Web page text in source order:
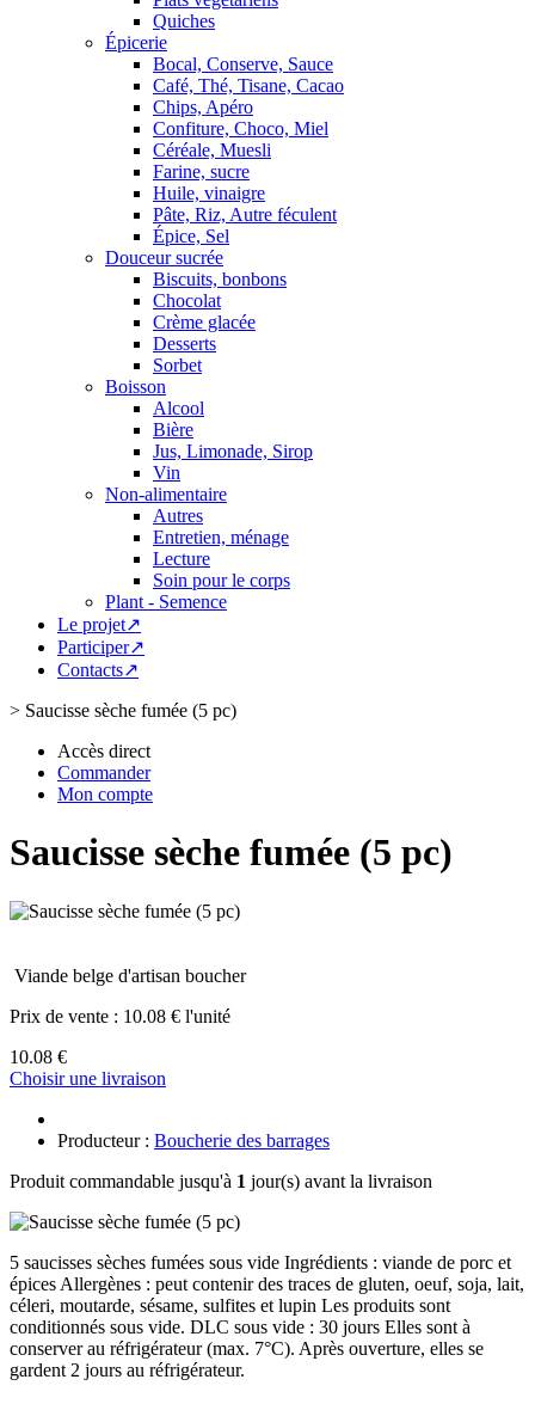
Quiches
Épicerie
Bocal, Conserve, Sauce
Café, Thé, Tisane, Cacao
Chips, Apéro
Confiture, Choco, Miel
Céréale, Muesli
Farine, sucre
Huile, vinaigre
Pâte, Riz, Autre féculent
Épice, Sel
Douceur sucrée
Biscuits, bonbons
Chocolat
Crème glacée
Desserts
Sorbet
Boisson
Alcool
Bière
Jus, Limonade, Sirop
Vin
Non-alimentaire
Autres
Entretien, ménage
Lecture
Soin pour le corps
Plant - Semence
Le projet↗
Participer↗
Contacts↗
> Saucisse sèche fumée (5 pc)
Accès direct
Commander
Mon compte
Saucisse sèche fumée (5 pc)
Viande belge d'artisan boucher
Prix de vente : 10.08 € l'unité
10.08 €
Choisir une livraison
Producteur : Boucherie des barrages
Produit commandable jusqu'à 1 jour(s) avant la livraison
5 saucisses sèches fumées sous vide Ingrédients : viande de porc et
épices Allergènes : peut contenir des traces de gluten, oeuf, soja, lait,
céleri, moutarde, sésame, sulfites et lupin Les produits sont
conditionnés sous vide. DLC sous vide : 30 jours Elles sont à
conserver au réfrigérateur (max. 7°C). Après ouverture, elles se
gardent 2 jours au réfrigérateur.